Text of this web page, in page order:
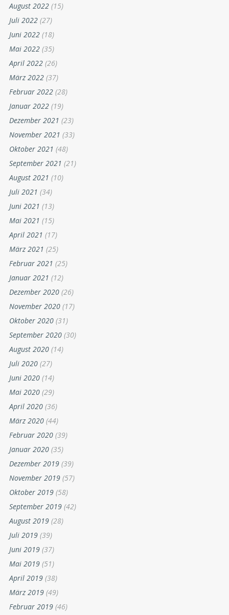
August 2022 (15)
Juli 2022 (27)
Juni 2022 (18)
Mai 2022 (35)
April 2022 (26)
März 2022 (37)
Februar 2022 (28)
Januar 2022 (19)
Dezember 2021 (23)
November 2021 (33)
Oktober 2021 (48)
September 2021 (21)
August 2021 (10)
Juli 2021 (34)
Juni 2021 (13)
Mai 2021 (15)
April 2021 (17)
März 2021 (25)
Februar 2021 (25)
Januar 2021 (12)
Dezember 2020 (26)
November 2020 (17)
Oktober 2020 (31)
September 2020 (30)
August 2020 (14)
Juli 2020 (27)
Juni 2020 (14)
Mai 2020 (29)
April 2020 (36)
März 2020 (44)
Februar 2020 (39)
Januar 2020 (35)
Dezember 2019 (39)
November 2019 (57)
Oktober 2019 (58)
September 2019 (42)
August 2019 (28)
Juli 2019 (39)
Juni 2019 (37)
Mai 2019 (51)
April 2019 (38)
März 2019 (49)
Februar 2019 (46)